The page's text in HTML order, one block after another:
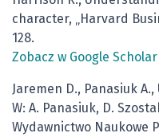
character, „Harvard
128.
Zobacz w Google Scholar
Jaremen D., Panasiuk
W: A. Panasiuk, D.
Wydawnictwo Naukowe